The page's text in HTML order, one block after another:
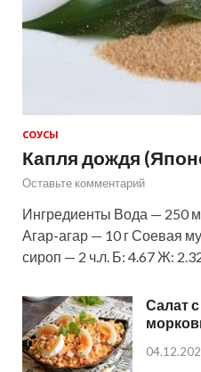
СОУСЫ
Капля дождя
Оставьте комментарий
Ингредиенты Вода — 250
Агар-агар — 10 г Соевая
сироп — 2 ч.л. Б: 4.67 Ж:
Салат